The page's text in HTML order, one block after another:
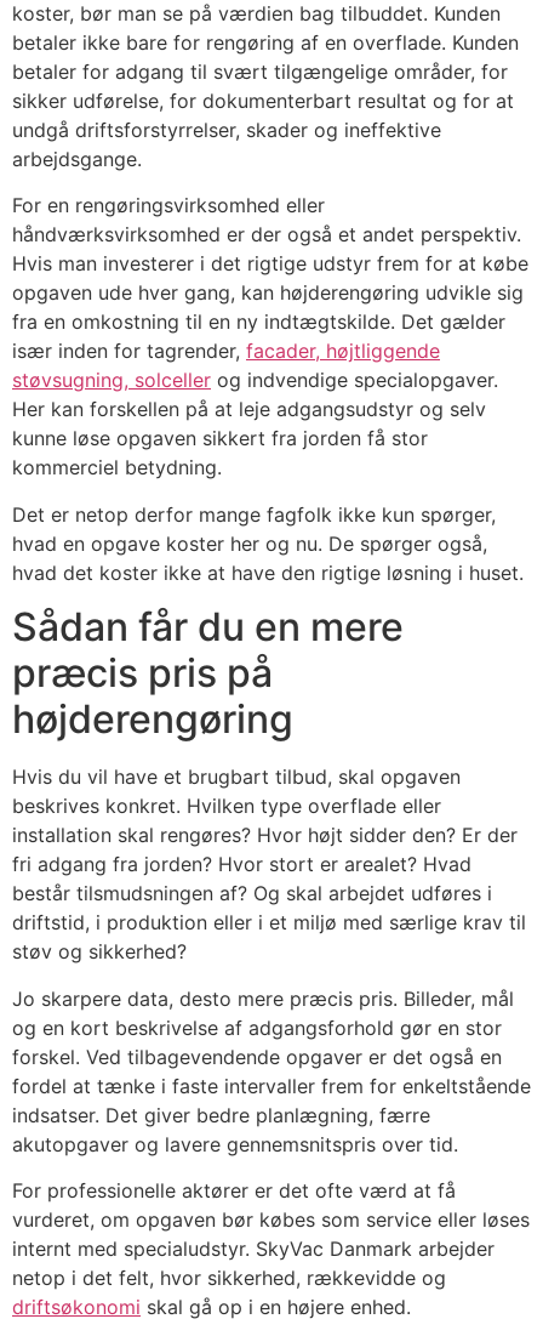
koster, bør man se på værdien bag tilbuddet. Kunden
betaler ikke bare for rengøring af en overflade. Kunden
betaler for adgang til svært tilgængelige områder, for
sikker udførelse, for dokumenterbart resultat og for at
undgå driftsforstyrrelser, skader og ineffektive
arbejdsgange.
For en rengøringsvirksomhed eller
håndværksvirksomhed er der også et andet perspektiv.
Hvis man investerer i det rigtige udstyr frem for at købe
opgaven ude hver gang, kan højderengøring udvikle sig
fra en omkostning til en ny indtægtskilde. Det gælder
især inden for tagrender, facader, højtliggende
støvsugning, solceller og indvendige specialopgaver.
Her kan forskellen på at leje adgangsudstyr og selv
kunne løse opgaven sikkert fra jorden få stor
kommerciel betydning.
Det er netop derfor mange fagfolk ikke kun spørger,
hvad en opgave koster her og nu. De spørger også,
hvad det koster ikke at have den rigtige løsning i huset.
Sådan får du en mere
præcis pris på
højderengøring
Hvis du vil have et brugbart tilbud, skal opgaven
beskrives konkret. Hvilken type overflade eller
installation skal rengøres? Hvor højt sidder den? Er der
fri adgang fra jorden? Hvor stort er arealet? Hvad
består tilsmudsningen af? Og skal arbejdet udføres i
driftstid, i produktion eller i et miljø med særlige krav til
støv og sikkerhed?
Jo skarpere data, desto mere præcis pris. Billeder, mål
og en kort beskrivelse af adgangsforhold gør en stor
forskel. Ved tilbagevendende opgaver er det også en
fordel at tænke i faste intervaller frem for enkeltstående
indsatser. Det giver bedre planlægning, færre
akutopgaver og lavere gennemsnitspris over tid.
For professionelle aktører er det ofte værd at få
vurderet, om opgaven bør købes som service eller løses
internt med specialudstyr. SkyVac Danmark arbejder
netop i det felt, hvor sikkerhed, rækkevidde og
driftsøkonomi skal gå op i en højere enhed.